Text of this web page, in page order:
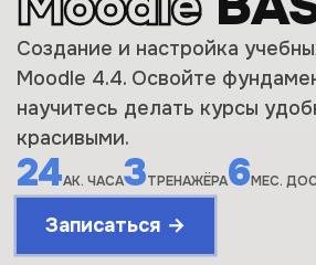
Создание и настройка
Moodle 4.4. Освойте
научитесь делать курсы
красивыми.
24АК. ЧАСА3ТРЕНАЖЁРА6МЕС.
Записаться →